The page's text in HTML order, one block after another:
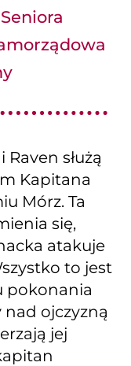
służą
Kapitana
Mórz. Ta
się,
atakuje
to jest
pokonania
nad ojczyzną
jej